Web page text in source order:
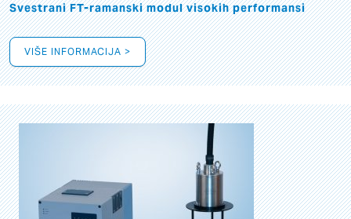
Svestrani FT-ramanski modul visokih performansi
VIŠE INFORMACIJA >